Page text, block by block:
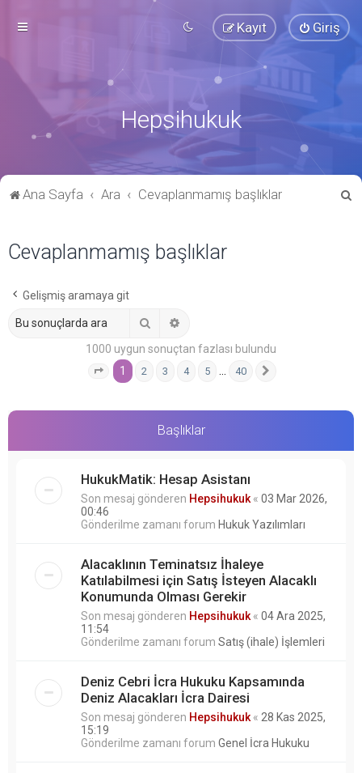
Giriş
Kayıt
Hepsihukuk
Ana Sayfa Ara Cevaplanmamış başlıklar
Cevaplanmamış başlıklar
Gelişmiş aramaya git
1000 uygun sonuçtan fazlası bulundu
. sayfa (Toplam40 sayfa)
1 2 3 4 5 40
Başlıklar
HukukMatik: Hesap Asistanı
Son mesaj gönderen Hepsihukuk « 03 Mar 2026,
00:46
Gönderilme zamanı forum Hukuk Yazılımları
Alacaklının Teminatsız İhaleye
Katılabilmesi için Satış İsteyen Alacaklı
Konumunda Olması Gerekir
Son mesaj gönderen Hepsihukuk « 04 Ara 2025,
11:54
Gönderilme zamanı forum Satış (ihale) İşlemleri
Deniz Cebri İcra Hukuku Kapsamında
Deniz Alacakları İcra Dairesi
Son mesaj gönderen Hepsihukuk « 28 Kas 2025,
15:19
Gönderilme zamanı forum Genel İcra Hukuku